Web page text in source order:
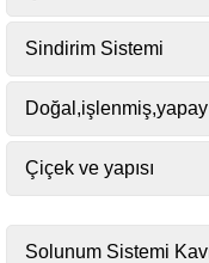
Sindirim Sistemi
Doğal,işlenmiş,yapay
Çiçek ve yapısı
Solunum Sistemi